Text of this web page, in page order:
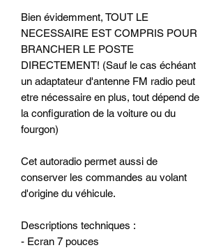
Bien évidemment, TOUT LE
NECESSAIRE EST COMPRIS POUR
BRANCHER LE POSTE
DIRECTEMENT! (Sauf le cas échéant
un adaptateur d'antenne FM radio peut
etre nécessaire en plus, tout dépend de
la configuration de la voiture ou du
fourgon)
Cet autoradio permet aussi de
conserver les commandes au volant
d'origine du véhicule.
Descriptions techniques :
- Ecran 7 pouces